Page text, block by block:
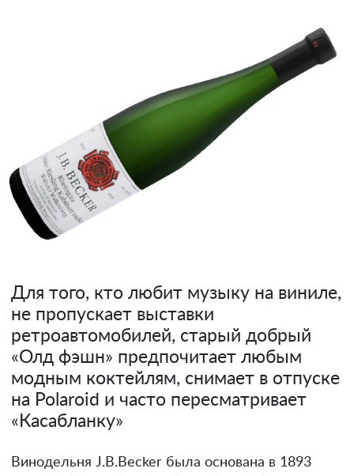
Для того, кто любит музыку на виниле,
не пропускает выставки
ретроавтомобилей, старый добрый
«Олд фэшн» предпочитает любым
модным коктейлям, снимает в отпуске
на Polaroid и часто пересматривает
«Касабланку»
Винодельня J.B.Becker была основана в 1893